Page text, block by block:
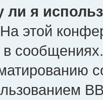
ли я
этой
в